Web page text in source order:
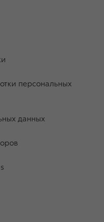
персональных
данных